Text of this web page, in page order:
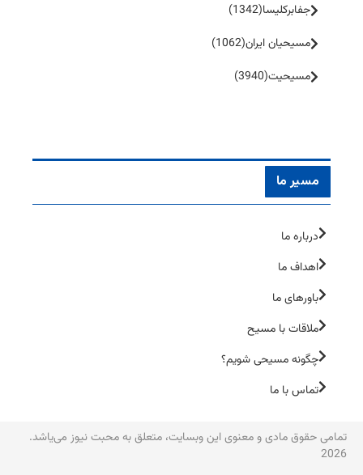
جفا‌بر‌کلیسا(1342)
مسیحیان ایران(1062)
مسیحیت(3940)
مسیر ما
درباره ما
اهداف ما
باورهای ما
ملاقات با مسیح
چگونه مسیحی شویم؟
تماس با ما
تمامی حقوق مادی و معنوی این وبسایت، متعلق به محبت نیوز می‌یاشد.
2026